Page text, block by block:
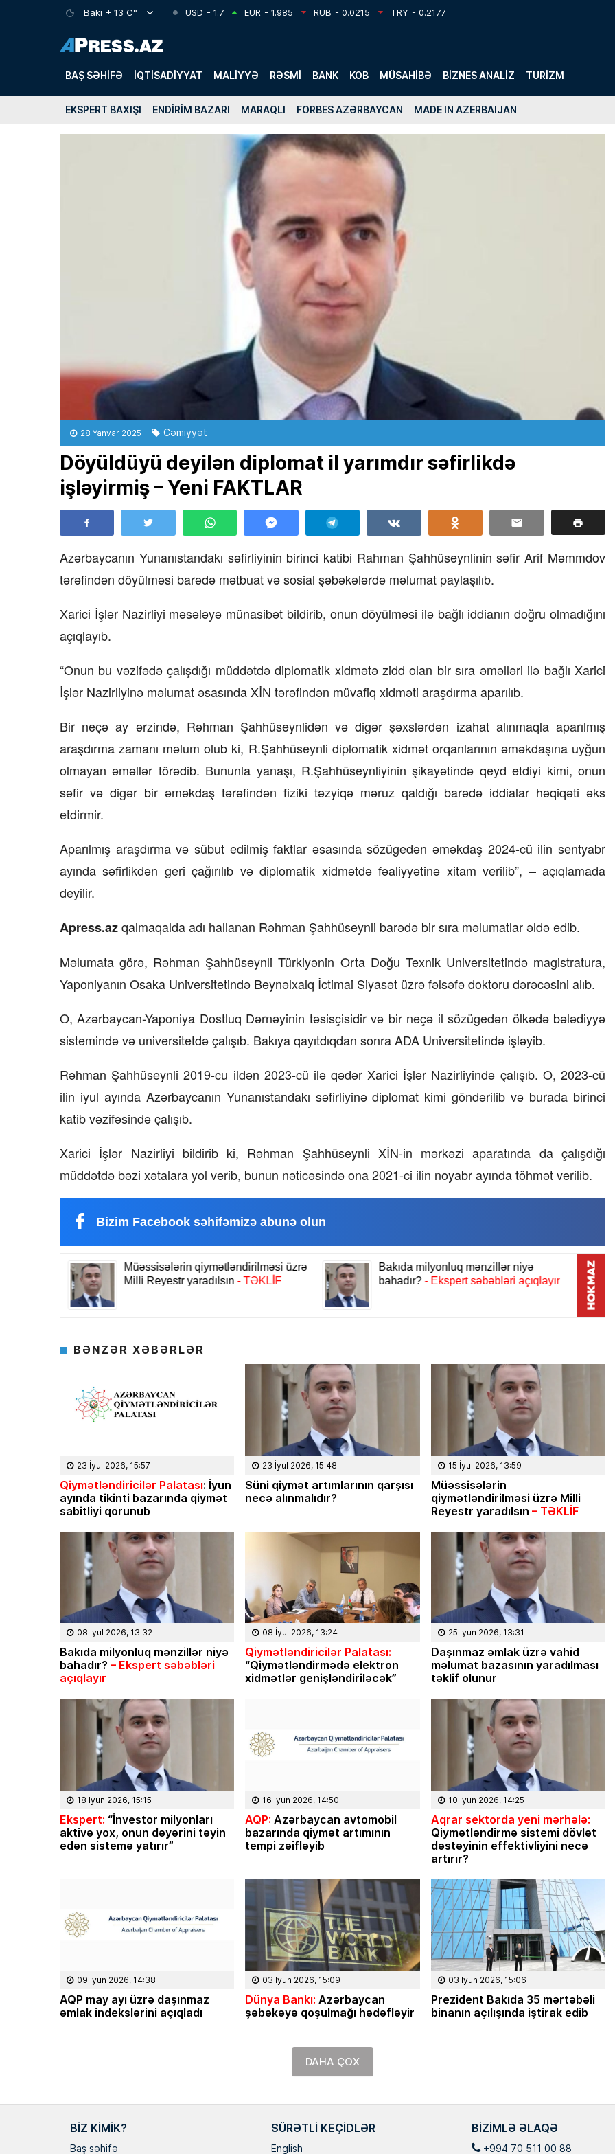
Bakı + 13 C° USD - 1.7 EUR - 1.985 RUB - 0.0215 TRY - 0.2177
BAŞ SƏHIFƏ İQTISADIYYAT MALIYYƏ RƏSMI BANK KOB MÜSAHIBƏ BIZNES ANALIZ TURIZM
EKSPERT BAXIŞI ENDIRIM BAZARI MARAQLI FORBES AZƏRBAYCAN MADE IN AZERBAIJAN
28 Yanvar 2025 Cəmiyyət
Döyüldüyü deyilən diplomat il yarımdır səfirlikdə
işləyirmiş – Yeni FAKTLAR
Azərbaycanın Yunanıstandakı səfirliyinin birinci katibi Rahman Şahhüseynlinin səfir Arif Məmmdov
tərəfindən döyülməsi barədə mətbuat və sosial şəbəkələrdə məlumat paylaşılıb.
Xarici İşlər Nazirliyi məsələyə münasibət bildirib, onun döyülməsi ilə bağlı iddianın doğru olmadığını
açıqlayıb.
“Onun bu vəzifədə çalışdığı müddətdə diplomatik xidmətə zidd olan bir sıra əməlləri ilə bağlı Xarici
İşlər Nazirliyinə məlumat əsasında XİN tərəfindən müvafiq xidməti araşdırma aparılıb.
Bir neçə ay ərzində, Rəhman Şahhüseynlidən və digər şəxslərdən izahat alınmaqla aparılmış
araşdırma zamanı məlum olub ki, R.Şahhüseynli diplomatik xidmət orqanlarının əməkdaşına uyğun
olmayan əməllər törədib. Bununla yanaşı, R.Şahhüseynliyinin şikayətində qeyd etdiyi kimi, onun
səfir və digər bir əməkdaş tərəfindən fiziki təzyiqə məruz qaldığı barədə iddialar həqiqəti əks
etdirmir.
Aparılmış araşdırma və sübut edilmiş faktlar əsasında sözügedən əməkdaş 2024-cü ilin sentyabr
ayında səfirlikdən geri çağırılıb və diplomatik xidmətdə fəaliyyətinə xitam verilib”, – açıqlamada
deyilir.
Apress.azqalmaqalda adı hallanan Rəhman Şahhüseynli barədə bir sıra məlumatlar əldə edib.
Məlumata görə, Rəhman Şahhüseynli Türkiyənin Orta Doğu Texnik Universitetində magistratura,
Yaponiyanın Osaka Universitetində Beynəlxalq İctimai Siyasət üzrə fəlsəfə doktoru dərəcəsini alıb.
O, Azərbaycan-Yaponiya Dostluq Dərnəyinin təsisçisidir və bir neçə il sözügedən ölkədə bələdiyyə
sistemində və universitetdə çalışıb. Bakıya qayıtdıqdan sonra ADA Universitetində işləyib.
Rəhman Şahhüseynli 2019-cu ildən 2023-cü ilə qədər Xarici İşlər Nazirliyində çalışıb. O, 2023-cü
ilin iyul ayında Azərbaycanın Yunanıstandakı səfirliyinə diplomat kimi göndərilib və burada birinci
katib vəzifəsində çalışıb.
Xarici İşlər Nazirliyi bildirib ki, Rəhman Şahhüseynli XİN-in mərkəzi aparatında da çalışdığı
müddətdə bəzi xətalara yol verib, bunun nəticəsində ona 2021-ci ilin noyabr ayında töhmət verilib.
Bizim Facebook səhifəmizə abunə olun
BƏNZƏR XƏBƏRLƏR
23 İyul 2026, 15:57
Qiymətləndiricilər Palatası: İyun
ayında tikinti bazarında qiymət
sabitliyi qorunub
23 İyul 2026, 15:48
Süni qiymət artımlarının qarşısı
necə alınmalıdır?
15 İyul 2026, 13:59
Müəssisələrin
qiymətləndirilməsi üzrə Milli
Reyestr yaradılsın – TƏKLİF
08 İyul 2026, 13:32
Bakıda milyonluq mənzillər niyə
bahadır? – Ekspert səbəbləri
açıqlayır
08 İyul 2026, 13:24
Qiymətləndiricilər Palatası:
“Qiymətləndirmədə elektron
xidmətlər genişləndiriləcək”
25 İyun 2026, 13:31
Daşınmaz əmlak üzrə vahid
məlumat bazasının yaradılması
təklif olunur
18 İyun 2026, 15:15
Ekspert: “İnvestor milyonları
aktivə yox, onun dəyərini təyin
edən sistemə yatırır”
16 İyun 2026, 14:50
AQP: Azərbaycan avtomobil
bazarında qiymət artımının
tempi zəifləyib
10 İyun 2026, 14:25
Aqrar sektorda yeni mərhələ:
Qiymətləndirmə sistemi dövlət
dəstəyinin effektivliyini necə
artırır?
09 İyun 2026, 14:38
AQP may ayı üzrə daşınmaz
əmlak indekslərini açıqladı
03 İyun 2026, 15:09
Dünya Bankı: Azərbaycan
şəbəkəyə qoşulmağı hədəfləyir
03 İyun 2026, 15:06
Prezident Bakıda 35 mərtəbəli
binanın açılışında iştirak edib
DAHA ÇOX
Süni qiymət artımlarının qarşısı necə
alınmalıdır?
08 Fevral 2024, 15:32
Rəsmiyyə Sabir poeziyası –
Ayıq Səmədovun
təqdimatında
Masallı rayonunun Ərkivan qəsəbəsaində
anadan olub. Memarlıq və İnşaat
Universitetini iqtisadçı-mühəndis ixtisası
üzrə bitirib. İqtisad elmləri doktorudur.
Hazırda Elm və […]
BIZ KIMIK?
Baş səhifə
SÜRƏTLI KEÇIDLƏR
English
BIZIMLƏ ƏLAQƏ
+994 70 511 00 88